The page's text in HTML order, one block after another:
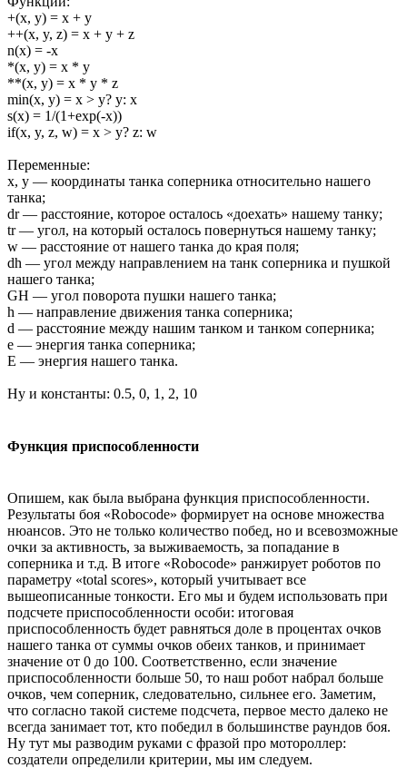
+(x, y) = x + y
++(x, y, z) = x + y + z
n(x) = -x
*(x, y) = x * y
**(x, y) = x * y * z
min(x, y) = x > y? y: x
s(x) = 1/(1+exp(-x))
if(x, y, z, w) = x > y? z: w
Переменные:
x, y — координаты танка соперника относительно нашего
танка;
dr — расстояние, которое осталось «доехать» нашему танку;
tr — угол, на который осталось повернуться нашему танку;
w — расстояние от нашего танка до края поля;
dh — угол между направлением на танк соперника и пушкой
нашего танка;
GH — угол поворота пушки нашего танка;
h — направление движения танка соперника;
d — расстояние между нашим танком и танком соперника;
e — энергия танка соперника;
E — энергия нашего танка.
Ну и константы: 0.5, 0, 1, 2, 10
Функция приспособленности
Опишем, как была выбрана функция приспособленности.
Результаты боя «Robocode» формирует на основе множества
нюансов. Это не только количество побед, но и всевозможные
очки за активность, за выживаемость, за попадание в
соперника и т.д. В итоге «Robocode» ранжирует роботов по
параметру «total scores», который учитывает все
вышеописанные тонкости. Его мы и будем использовать при
подсчете приспособленности особи: итоговая
приспособленность будет равняться доле в процентах очков
нашего танка от суммы очков обеих танков, и принимает
значение от 0 до 100. Соответственно, если значение
приспособленности больше 50, то наш робот набрал больше
очков, чем соперник, следовательно, сильнее его. Заметим,
что согласно такой системе подсчета, первое место далеко не
всегда занимает тот, кто победил в большинстве раундов боя.
Ну тут мы разводим руками с фразой про мотороллер:
создатели определили критерии, мы им следуем.